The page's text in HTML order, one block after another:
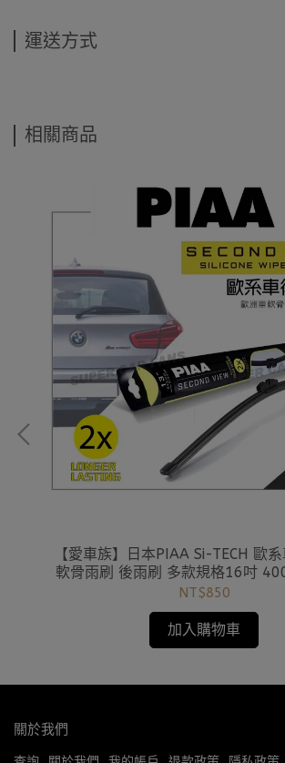
運送方式
相關商品
【愛車族】日本PIAA Si-TECH 歐
軟骨雨刷 後雨刷 多款規格16吋
矽膠雨刷) 歐洲車用
NT$850
加入購物車
關於我們